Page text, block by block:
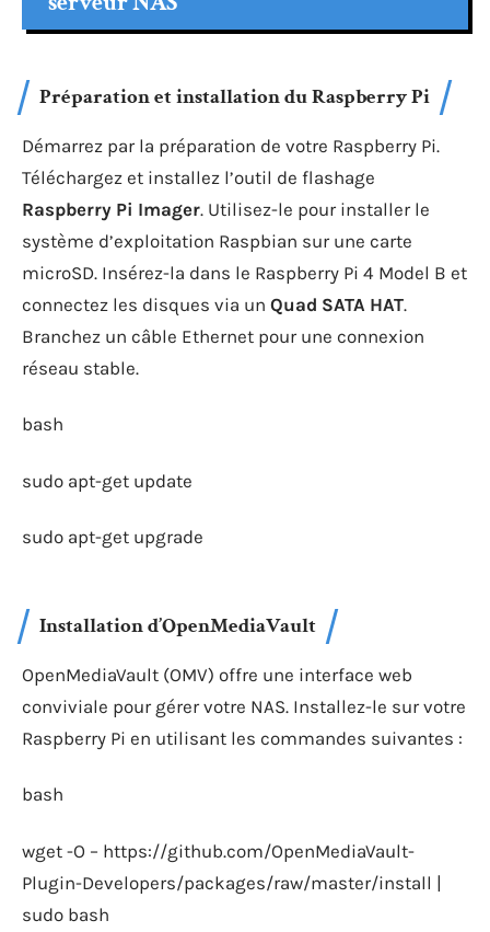
Préparation et installation du Raspberry Pi
Démarrez par la préparation de votre Raspberry Pi.
Téléchargez et installez l’outil de flashage
Raspberry Pi Imager. Utilisez-le pour installer le
système d’exploitation Raspbian sur une carte
microSD. Insérez-la dans le Raspberry Pi 4 Model B et
connectez les disques via un Quad SATA HAT.
Branchez un câble Ethernet pour une connexion
réseau stable.
bash
sudo apt-get update
sudo apt-get upgrade
Installation d’OpenMediaVault
OpenMediaVault (OMV) offre une interface web
conviviale pour gérer votre NAS. Installez-le sur votre
Raspberry Pi en utilisant les commandes suivantes :
bash
wget -O – https://github.com/OpenMediaVault-
Plugin-Developers/packages/raw/master/install |
sudo bash